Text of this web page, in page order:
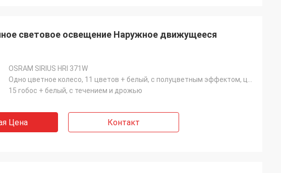
световое освещение Наружное движущееся
OSRAM SIRIUS HRI 371W
15 гобос + белый, с течением и дрожью
Цена Контакт